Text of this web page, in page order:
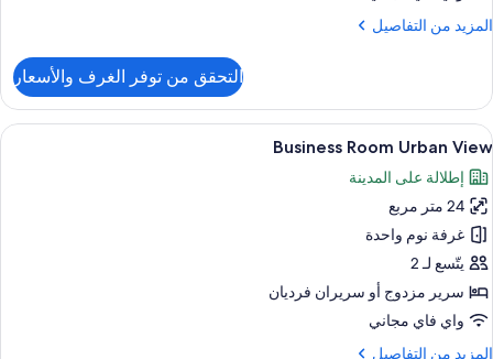
المزيد من التفاصيل
المزيد
Classic
Room
Double
التحقق من توفر الغرف والأسعار
استعراض
جميع
صور
Business
Room
Urban
View
تجهيزات دش، مجففات شعر، برانس
1
Business Room Urban View
إطلالة على المدينة
24 متر مربع
غرفة نوم واحدة
يتّسع لـ 2
سرير مزدوج‫‬ أو سريران فرديان
واي فاي مجاني
المزيد من التفاصيل
المزيد